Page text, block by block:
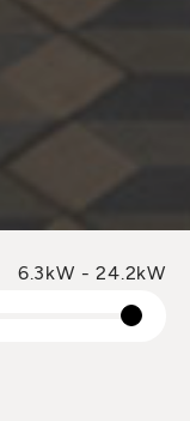
6.3kW - 24.2kW